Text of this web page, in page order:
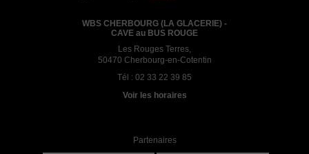
WBS CHERBOURG (LA GLACERIE) -
CAVE au BUS ROUGE
Les Rouges Terres,
50470 Cherbourg-en-Cotentin
Tél : 02 33 22 39 85
Voir les horaires
Partenaires